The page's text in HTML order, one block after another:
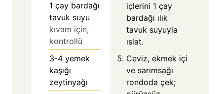
1 çay bardağı
tavuk suyu
kıvam için,
kontrollü
3-4 yemek
kaşığı
zeytinyağı
içlerini 1 çay
bardağı ılık
tavuk suyuyla
ıslat.
Ceviz, ekmek içi
ve sarımsağı
rondoda çek;